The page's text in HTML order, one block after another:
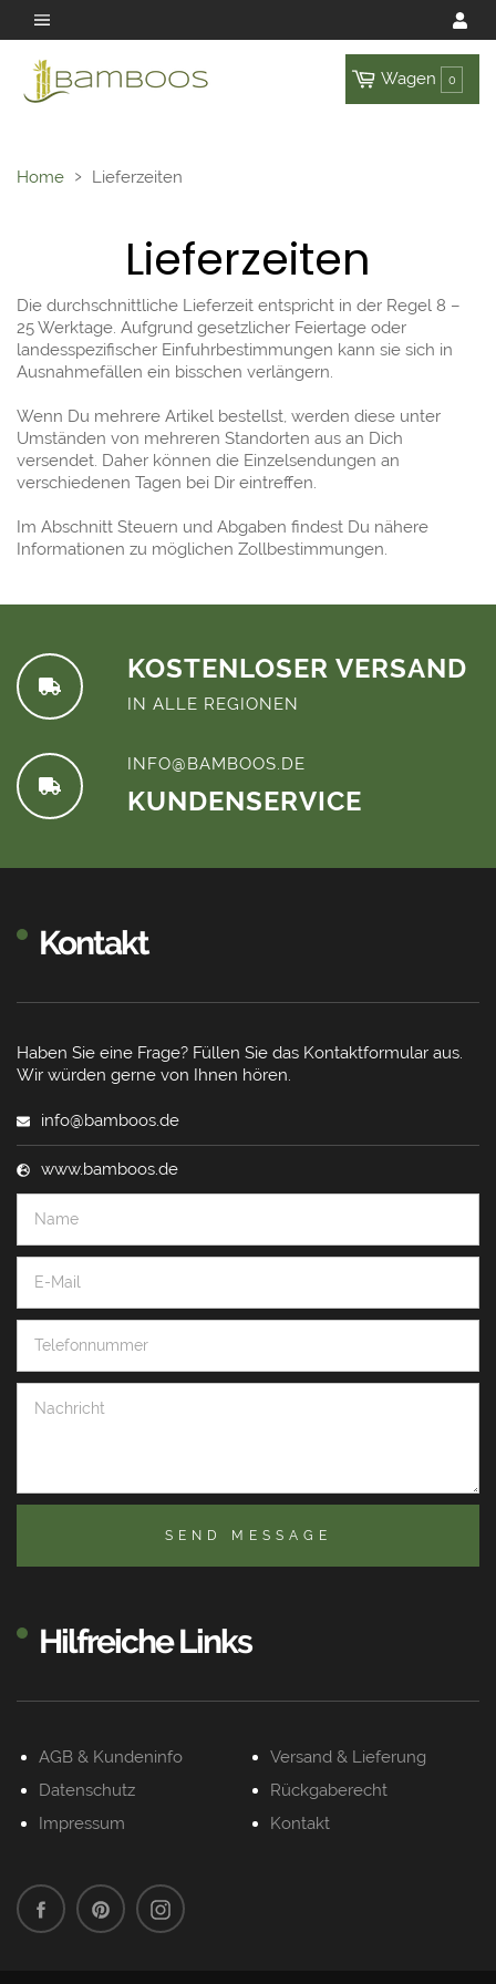
Wagen 0
Home › Lieferzeiten
Lieferzeiten
Die durchschnittliche Lieferzeit entspricht in der Regel 8 –
25 Werktage. Aufgrund gesetzlicher Feiertage oder
landesspezifischer Einfuhrbestimmungen kann sie sich in
Ausnahmefällen ein bisschen verlängern.
Wenn Du mehrere Artikel bestellst, werden diese unter
Umständen von mehreren Standorten aus an Dich
versendet. Daher können die Einzelsendungen an
verschiedenen Tagen bei Dir eintreffen.
Im Abschnitt Steuern und Abgaben findest Du nähere
Informationen zu möglichen Zollbestimmungen.
KOSTENLOSER VERSAND
IN ALLE REGIONEN
INFO@BAMBOOS.DE
KUNDENSERVICE
Kontakt
Haben Sie eine Frage? Füllen Sie das Kontaktformular aus.
Wir würden gerne von Ihnen hören.
info@bamboos.de
www.bamboos.de
SEND MESSAGE
Hilfreiche Links
AGB & Kundeninfo
Datenschutz
Impressum
Versand & Lieferung
Rückgaberecht
Kontakt
FacebookPinterestInstagram